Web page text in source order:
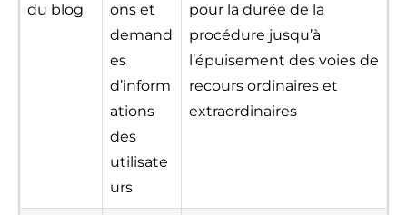
du blog
ons et
demand
es
d’inform
ations
des
utilisate
urs
pour la durée de la
procédure jusqu’à
l’épuisement des voies de
recours ordinaires et
extraordinaires